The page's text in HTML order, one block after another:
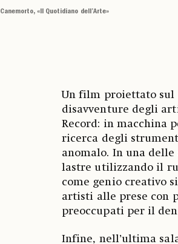
Canemorto, «Il Quotidiano dell’Arte»
Un film proiettato sul
disavventure degli
Record: in macchina
ricerca degli
anomalo. In una
lastre utilizzando il
come genio creativo
artisti alle prese con
preoccupati per il
Infine, nell’ultima